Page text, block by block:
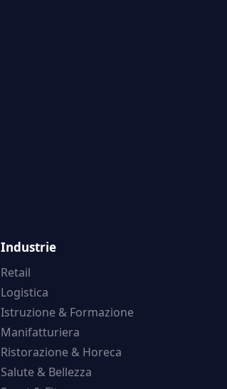
Industrie
Retail
Logistica
Istruzione & Formazione
Manifatturiera
Ristorazione & Horeca
Salute & Bellezza